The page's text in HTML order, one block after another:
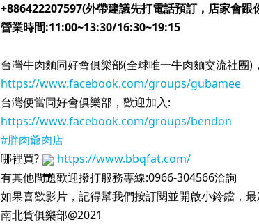
+886422207597(外帶建議先打電話預訂，店家會跟
營業時間:11:00~13:30/16:30~19:15
台灣牛肉麵同好會俱樂部(全球唯一牛肉麵交流社團)
https://www.facebook.com/groups/gubamee
台灣便當同好會俱樂部，歡迎加入:
https://www.facebook.com/groups/bendon
#胖肉爺肉店
哪裡買?
https://www.bbqfat.com/
有其他問題歡迎撥打服務專線:0966-304566洽詢
如果喜歡影片，記得幫我們按訂閱並開啟小鈴鐺，
南北貨俱樂部@2021